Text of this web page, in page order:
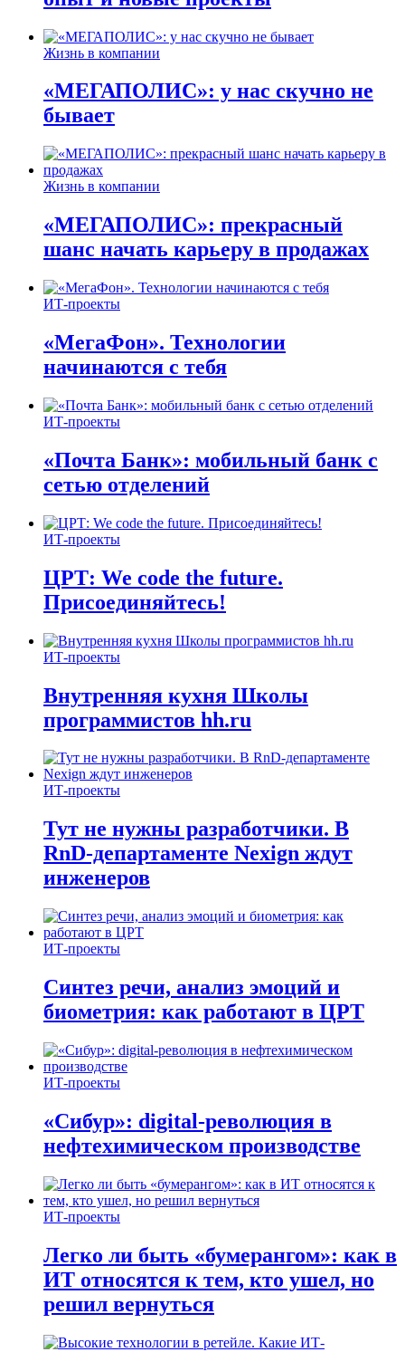
Жизнь в компании
«МЕГАПОЛИС»: у нас скучно не
бывает
Жизнь в компании
«МЕГАПОЛИС»: прекрасный
шанс начать карьеру в продажах
ИТ-проекты
«МегаФон». Технологии
начинаются с тебя
ИТ-проекты
«Почта Банк»: мобильный банк с
сетью отделений
ИТ-проекты
ЦРТ: We code the future.
Присоединяйтесь!
ИТ-проекты
Внутренняя кухня Школы
программистов hh.ru
ИТ-проекты
Тут не нужны разработчики. В
RnD-департаменте Nexign ждут
инженеров
ИТ-проекты
Синтез речи, анализ эмоций и
биометрия: как работают в ЦРТ
ИТ-проекты
«Сибур»: digital-революция в
нефтехимическом производстве
ИТ-проекты
Легко ли быть «бумерангом»: как в
ИТ относятся к тем, кто ушел, но
решил вернуться